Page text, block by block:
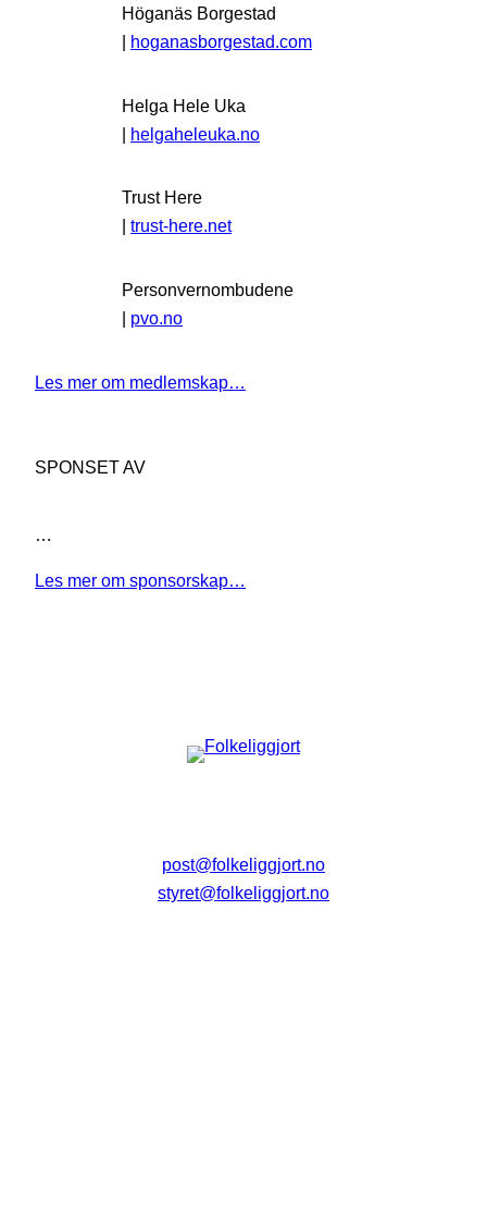
Höganäs Borgestad
| hoganasborgestad.com
Helga Hele Uka
| helgaheleuka.no
Trust Here
trust-here.net
Personvernombudene
| pvo.no
Les mer om medlemskap…
SPONSET AV
…
Les mer om sponsorskap…
post@folkeliggjort.no
styret@folkeliggjort.no